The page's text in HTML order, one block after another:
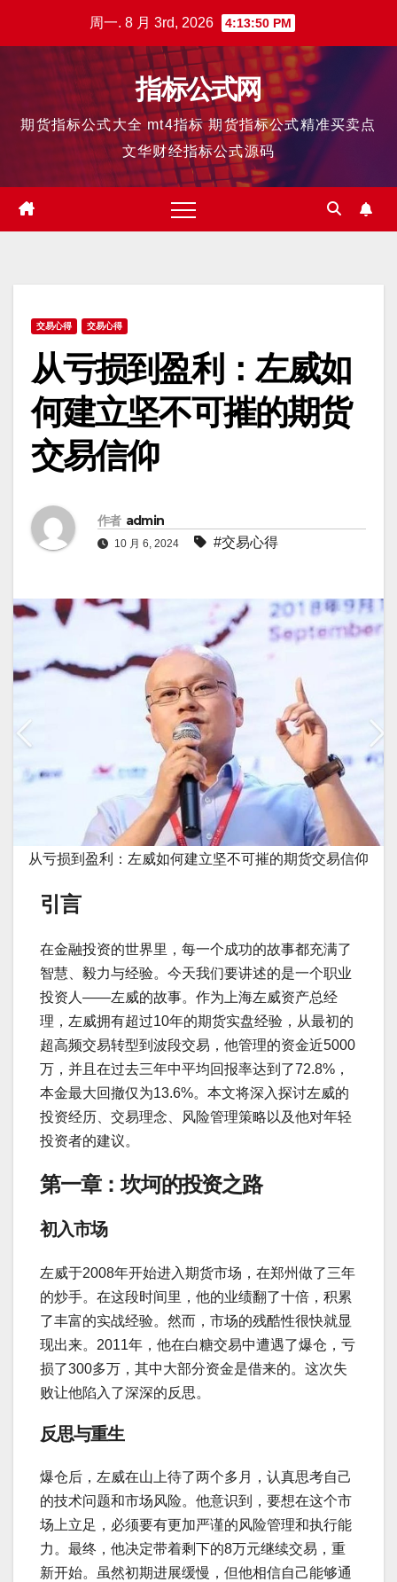
周一. 8 月 3rd, 2026 4:13:51 PM
指标公式网
期货指标公式大全 mt4指标 期货指标公式精准买卖点
文华财经指标公式源码
交易心得 交易心得
从亏损到盈利：左威如
何建立坚不可摧的期货
交易信仰
作者 admin
10 月 6, 2024 #交易心得
从亏损到盈利：左威如何建立坚不可摧的期货交易信仰
引言
在金融投资的世界里，每一个成功的故事都充满了
智慧、毅力与经验。今天我们要讲述的是一个职业
投资人——左威的故事。作为上海左威资产总经
理，左威拥有超过10年的期货实盘经验，从最初的
超高频交易转型到波段交易，他管理的资金近5000
万，并且在过去三年中平均回报率达到了72.8%，
本金最大回撤仅为13.6%。本文将深入探讨左威的
投资经历、交易理念、风险管理策略以及他对年轻
投资者的建议。
第一章：坎坷的投资之路
初入市场
左威于2008年开始进入期货市场，在郑州做了三年
的炒手。在这段时间里，他的业绩翻了十倍，积累
了丰富的实战经验。然而，市场的残酷性很快就显
现出来。2011年，他在白糖交易中遭遇了爆仓，亏
损了300多万，其中大部分资金是借来的。这次失
败让他陷入了深深的反思。
反思与重生
爆仓后，左威在山上待了两个多月，认真思考自己
的技术问题和市场风险。他意识到，要想在这个市
场上立足，必须要有更加严谨的风险管理和执行能
力。最终，他决定带着剩下的8万元继续交易，重
新开始。虽然初期进展缓慢，但他相信自己能够通